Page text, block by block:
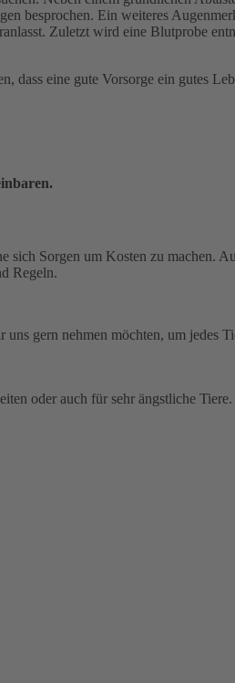
besprochen. Ein weiteres
Zuletzt wird eine Blutprobe
dass eine gute Vorsorge ein gutes
sich Sorgen um Kosten zu machen.
Regeln.
gern nehmen möchten, um jedes
oder auch für sehr ängstliche Tiere.